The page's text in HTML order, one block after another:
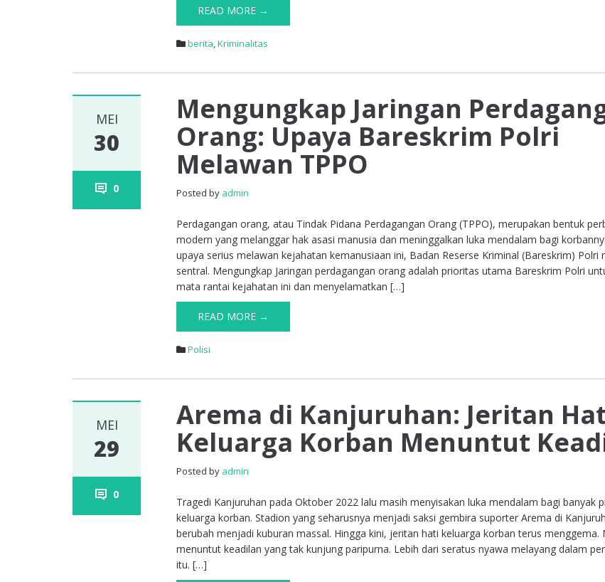
READ MORE →
berita,Kriminalitas
MEI
30
0
Mengungkap Jaringan
Orang: Upaya Bareskrim Polri
Melawan TPPO
Posted by admin
Perdagangan orang, atau Tindak Pidana Perdagangan Orang (TPPO), merupakan bentuk
modern yang melanggar hak asasi manusia dan meninggalkan luka mendalam bagi
upaya serius melawan kejahatan kemanusiaan ini, Badan Reserse Kriminal (Bareskrim) Polri
sentral. Mengungkap Jaringan perdagangan orang adalah prioritas utama Bareskrim Polri
mata rantai kejahatan ini dan menyelamatkan […]
READ MORE →
Polisi
MEI
29
0
Arema di Kanjuruhan: Jeritan
Keluarga Korban Menuntut
Posted by admin
Tragedi Kanjuruhan pada Oktober 2022 lalu masih menyisakan luka mendalam bagi banyak
keluarga korban. Stadion yang seharusnya menjadi saksi gembira suporter Arema di
berubah menjadi kuburan massal. Hingga kini, jeritan hati keluarga korban terus menggema.
menuntut keadilan yang tak kunjung paripurna. Lebih dari seratus nyawa melayang dalam
itu. […]